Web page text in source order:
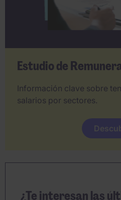
Estudio de
Información clave sobre
salarios por sectores.
¿Te interesan las